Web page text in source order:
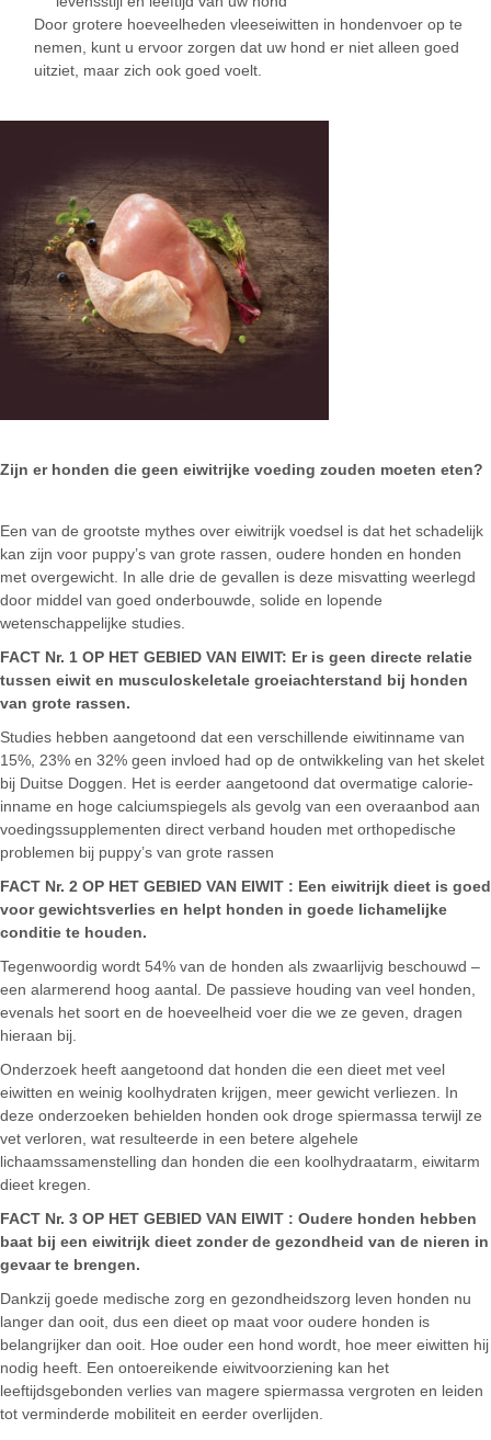
Door grotere hoeveelheden vleeseiwitten in hondenvoer op te
nemen, kunt u ervoor zorgen dat uw hond er niet alleen goed
uitziet, maar zich ook goed voelt.
Zijn er honden die geen eiwitrijke voeding zouden moeten eten?
Een van de grootste mythes over eiwitrijk voedsel is dat het schadelijk
kan zijn voor puppy’s van grote rassen, oudere honden en honden
met overgewicht. In alle drie de gevallen is deze misvatting weerlegd
door middel van goed onderbouwde, solide en lopende
wetenschappelijke studies.
FACT Nr. 1 OP HET GEBIED VAN EIWIT: Er is geen directe relatie
tussen eiwit en musculoskeletale groeiachterstand bij honden
van grote rassen.
Studies hebben aangetoond dat een verschillende eiwitinname van
15%, 23% en 32% geen invloed had op de ontwikkeling van het skelet
bij Duitse Doggen. Het is eerder aangetoond dat overmatige calorie-
inname en hoge calciumspiegels als gevolg van een overaanbod aan
voedingssupplementen direct verband houden met orthopedische
problemen bij puppy’s van grote rassen
FACT Nr. 2 OP HET GEBIED VAN EIWIT : Een eiwitrijk dieet is goed
voor gewichtsverlies en helpt honden in goede lichamelijke
conditie te houden.
Tegenwoordig wordt 54% van de honden als zwaarlijvig beschouwd –
een alarmerend hoog aantal. De passieve houding van veel honden,
evenals het soort en de hoeveelheid voer die we ze geven, dragen
hieraan bij.
Onderzoek heeft aangetoond dat honden die een dieet met veel
eiwitten en weinig koolhydraten krijgen, meer gewicht verliezen. In
deze onderzoeken behielden honden ook droge spiermassa terwijl ze
vet verloren, wat resulteerde in een betere algehele
lichaamssamenstelling dan honden die een koolhydraatarm, eiwitarm
dieet kregen.
FACT Nr. 3 OP HET GEBIED VAN EIWIT : Oudere honden hebben
baat bij een eiwitrijk dieet zonder de gezondheid van de nieren in
gevaar te brengen.
Dankzij goede medische zorg en gezondheidszorg leven honden nu
langer dan ooit, dus een dieet op maat voor oudere honden is
belangrijker dan ooit. Hoe ouder een hond wordt, hoe meer eiwitten hij
nodig heeft. Een ontoereikende eiwitvoorziening kan het
leeftijdsgebonden verlies van magere spiermassa vergroten en leiden
tot verminderde mobiliteit en eerder overlijden.